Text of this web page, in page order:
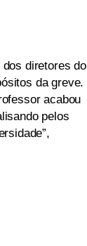
diretores do
da greve.
acabou
pelos